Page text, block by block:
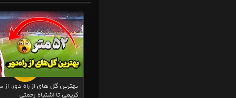
بهترین گل های از راه دور؛
کریمی تا اشتباه رحمتی